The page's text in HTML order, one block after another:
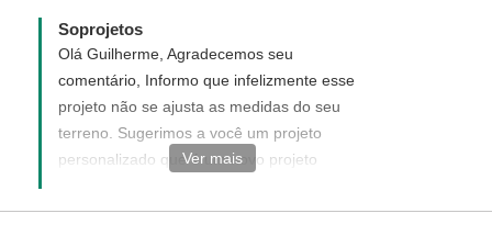
Soprojetos
Olá Guilherme, Agradecemos seu
comentário, Informo que infelizmente esse
projeto não se ajusta as medidas do seu
terreno. Sugerimos a você um projeto
personalizado que é um novo projeto
o link abaixo e veja como funciona e como
Ver mais